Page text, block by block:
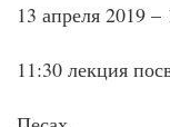
13 апреля 2019
11:30 лекция